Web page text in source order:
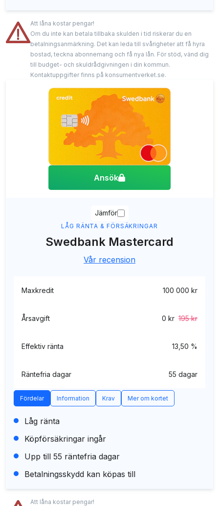
Att låna kostar pengar!
Om du inte kan betala tillbaka skulden i tid riskerar du en
betalningsanmärkning. Det kan leda till svårigheter att få hyra
bostad, teckna abonnemang och få nya lån. För stöd, vänd dig
till budget- och skuldrådgivningen i din kommun.
Kontaktuppgifter finns på konsumentverket.se.
Ansök
LÅG RÄNTA & FÖRSÄKRINGAR
Jämför
Swedbank Mastercard
Vår recension
Maxkredit 100 000 kr
Årsavgift 0 kr 195 kr
Effektiv ränta 13,50 %
Räntefria dagar 55 dagar
Fördelar Information Krav Mer om kortet
Låg ränta
Köpförsäkringar ingår
Upp till 55 räntefria dagar
Betalningsskydd kan köpas till
Att låna kostar pengar!